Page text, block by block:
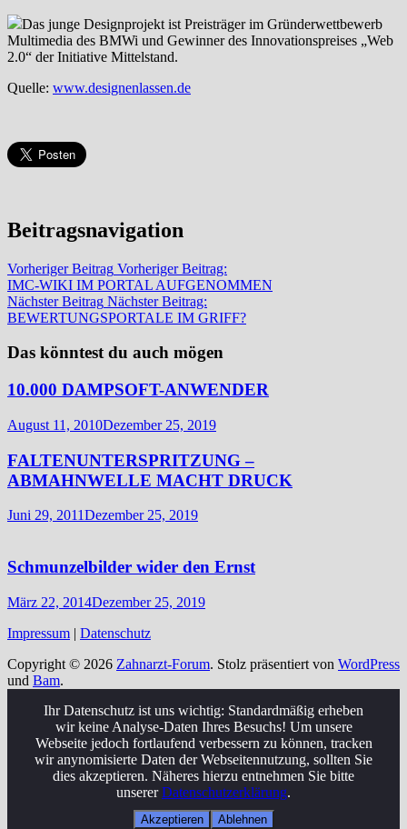
Das junge Designprojekt ist Preisträger im Gründerwettbewerb
Multimedia des BMWi und Gewinner des Innovationspreises „Web
2.0“ der Initiative Mittelstand.
Quelle: www.designenlassen.de
Beitragsnavigation
Vorheriger Beitrag Vorheriger Beitrag:
IMC-WIKI IM PORTAL AUFGENOMMEN
Nächster Beitrag Nächster Beitrag:
BEWERTUNGSPORTALE IM GRIFF?
Das könntest du auch mögen
10.000 DAMPSOFT-ANWENDER
August 11, 2010Dezember 25, 2019
FALTENUNTERSPRITZUNG –
ABMAHNWELLE MACHT DRUCK
Juni 29, 2011Dezember 25, 2019
Schmunzelbilder wider den Ernst
März 22, 2014Dezember 25, 2019
Impressum | Datenschutz
Copyright © 2026 Zahnarzt-Forum. Stolz präsentiert von WordPress
und Bam.
Ihr Datenschutz ist uns wichtig: Standardmäßig erheben
wir keine Analyse-Daten Ihres Besuchs! Um unsere
Webseite jedoch fortlaufend verbessern zu können, tracken
wir anynomisierte Daten der Webseitennutzung, sollten Sie
dies akzeptieren. Näheres hierzu entnehmen Sie bitte
unsererDatenschutzerklärung.
Akzeptieren Ablehnen